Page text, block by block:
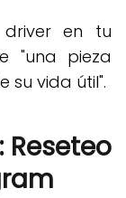
en tu
"una pieza
su vida útil".